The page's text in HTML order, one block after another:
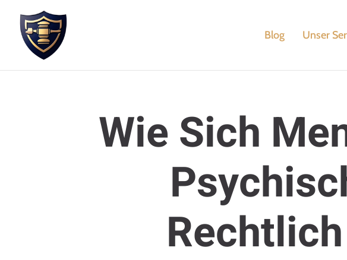
Blog Unser
Wie Sich